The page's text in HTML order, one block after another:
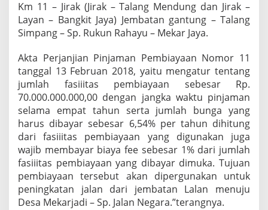
Km 11 – Jirak (Jirak – Talang Mendung dan Jirak –
Layan – Bangkit Jaya) Jembatan gantung – Talang
Simpang – Sp. Rukun Rahayu – Mekar Jaya.
Akta Perjanjian Pinjaman Pembiayaan Nomor 11
tanggal 13 Februan 2018, yaitu mengatur tentang
jumlah fasiiitas pembiayaan sebesar Rp.
70.000.000.000,00 dengan jangka waktu pinjaman
selama empat tahun serta jumlah bunga yang
harus dibayar sebesar 6,54% per tahun dihitung
dari fasiiitas pembiayaan yang digunakan juga
wajib membayar biaya fee sebesar 1% dari jumlah
fasiiitas pembiayaan yang dibayar dimuka. Tujuan
pembiayaan tersebut akan dipergunakan untuk
peningkatan jalan dari jembatan Lalan menuju
Desa Mekarjadi – Sp. Jalan Negara.”terangnya.